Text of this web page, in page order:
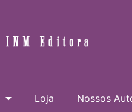
Loja Nossos